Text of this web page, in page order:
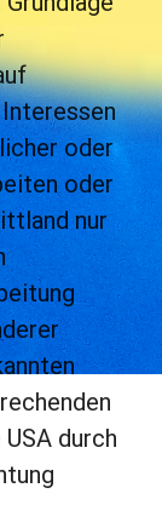
oder
oder
nur
durch